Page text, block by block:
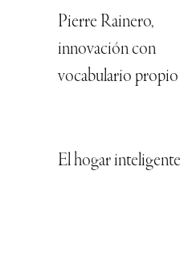
Pierre Rainero,
innovación con
vocabulario propio
El hogar inteligente